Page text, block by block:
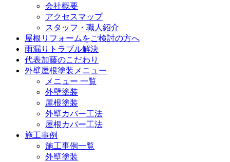
会社概要
アクセスマップ
スタッフ・職人紹介
屋根リフォームをご検討の方へ
雨漏りトラブル解決
代表加藤のこだわり
外壁屋根塗装メニュー
メニュー 一覧
外壁塗装
屋根塗装
外壁カバー工法
屋根カバー工法
施工事例
施工事例一覧
外壁塗装